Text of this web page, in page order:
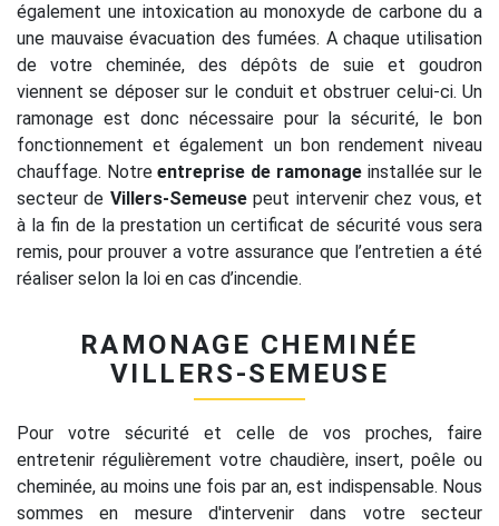
également une intoxication au monoxyde de carbone du a
une mauvaise évacuation des fumées. A chaque utilisation
de votre cheminée, des dépôts de suie et goudron
viennent se déposer sur le conduit et obstruer celui-ci. Un
ramonage est donc nécessaire pour la sécurité, le bon
fonctionnement et également un bon rendement niveau
chauffage. Notreentreprise de ramonageinstallée sur le
secteur de Villers-Semeusepeut intervenir chez vous, et
à la fin de la prestation un certificat de sécurité vous sera
remis, pour prouver a votre assurance que l’entretien a été
réaliser selon la loi en cas d’incendie.
RAMONAGE CHEMINÉE
VILLERS-SEMEUSE
Pour votre sécurité et celle de vos proches, faire
entretenir régulièrement votre chaudière, insert, poêle ou
cheminée, au moins une fois par an, est indispensable. Nous
sommes en mesure d'intervenir dans votre secteur